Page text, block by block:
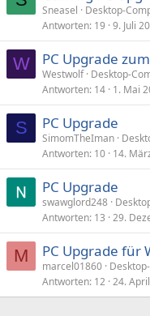
Sneasel
Desktop-
Antworten 19 9. Juli
W PC Upgrade
Westwolf Desktop-
Antworten 14 1. Mai
S PC Upgrade
SimomTheIman
Antworten 10 14.
PC Upgrade
swawglord248
Antworten 13 29.
M PC Upgrade für
marcel01860
Antworten 12 24.